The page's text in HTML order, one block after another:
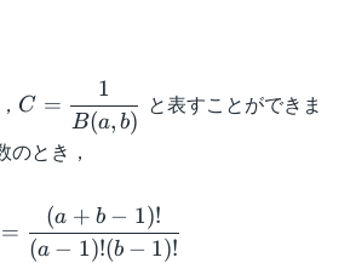
C=\dfrac{1}
{B(a,b)}
C =
B(a, b)
1
と表すことができま
のとき，
C=\dfrac{(a+b-1)!}{(a-
=
(a − 1)!(b − 1)!
(a + b − 1)!